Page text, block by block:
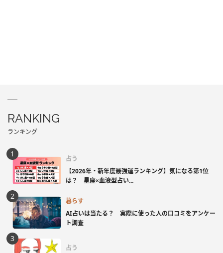
RANKING
ランキング
占う
【2026年・新年度最強運ランキング】気になる第1位
は？ 星座×血液型占い...
暮らす
AI占いは当たる？ 実際に使った人の口コミをアンケー
ト調査
占う